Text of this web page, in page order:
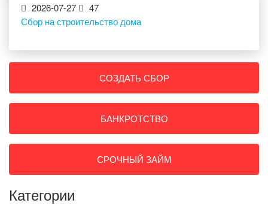
2026-07-27
47
Сбор на строительство дома
СОЗДАТЬ СБОР
БАНКРОТСТВО
СРОЧНЫЙ ЗАЙМ
Категории